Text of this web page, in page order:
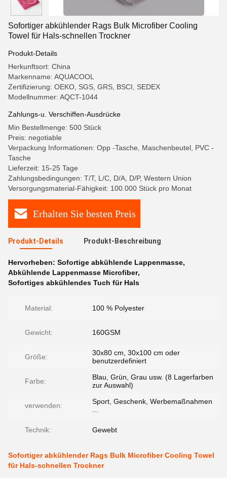
Sofortiger abkühlender Rags Bulk Microfiber Cooling
Towel für Hals-schnellen Trockner
Produkt-Details
Herkunftsort: China
Markenname: AQUACOOL
Zertifizierung: OEKO, SGS, GRS, BSCI, SEDEX
Modellnummer: AQCT-1044
Zahlungs-u. Verschiffen-Ausdrücke
Min Bestellmenge: 500 Stück
Preis: negotiable
Verpackung Informationen: Opp -Tasche, Maschenbeutel, PVC -
Tasche
Lieferzeit: 15-25 Tage
Zahlungsbedingungen: T/T, L/C, D/A, D/P, Western Union
Versorgungsmaterial-Fähigkeit: 100.000 Stück pro Monat
Erhalten Sie besten Preis
Produkt-Details Produkt-Beschreibung
Hervorheben: Sofortige abkühlende Lappenmasse,
Abkühlende Lappenmasse Microfiber,
Sofortiges abkühlendes Tuch für Hals
Material: 100 % Polyester
Gewicht: 160GSM
Größe:
30x80 cm, 30x100 cm oder
benutzerdefiniert
Farbe:
Blau, Grün, Grau usw. (8 Lagerfarben
zur Auswahl)
verwenden:
Sport, Geschenk, Werbemaßnahmen
Technik: Gewebt
Sofortiger abkühlender Rags Bulk Microfiber Cooling Towel
für Hals-schnellen Trockner